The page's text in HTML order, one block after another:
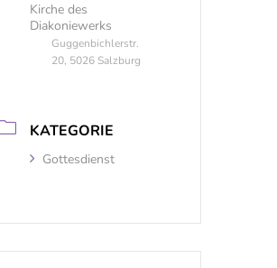
Kirche des
Diakoniewerks
Guggenbichlerstr.
20, 5026 Salzburg
KATEGORIE
Gottesdienst